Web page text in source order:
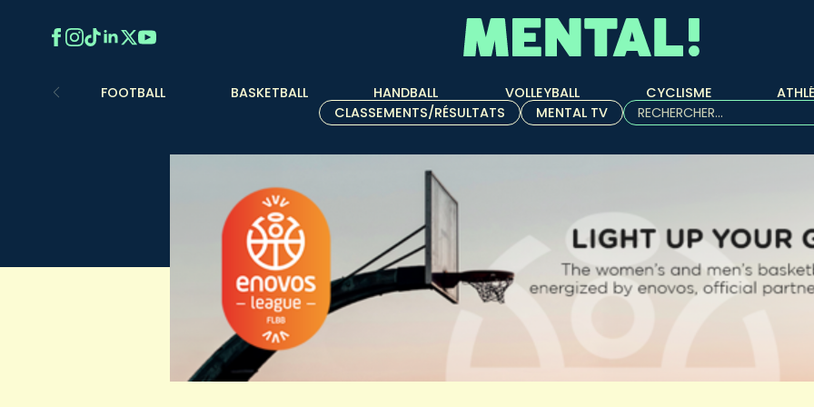
FOOTBALL BASKETBALL HANDBALL VOLLEYBALL CYCLISME
CLASSEMENTS/RÉSULTATS
MENTAL TV
Rechercher :